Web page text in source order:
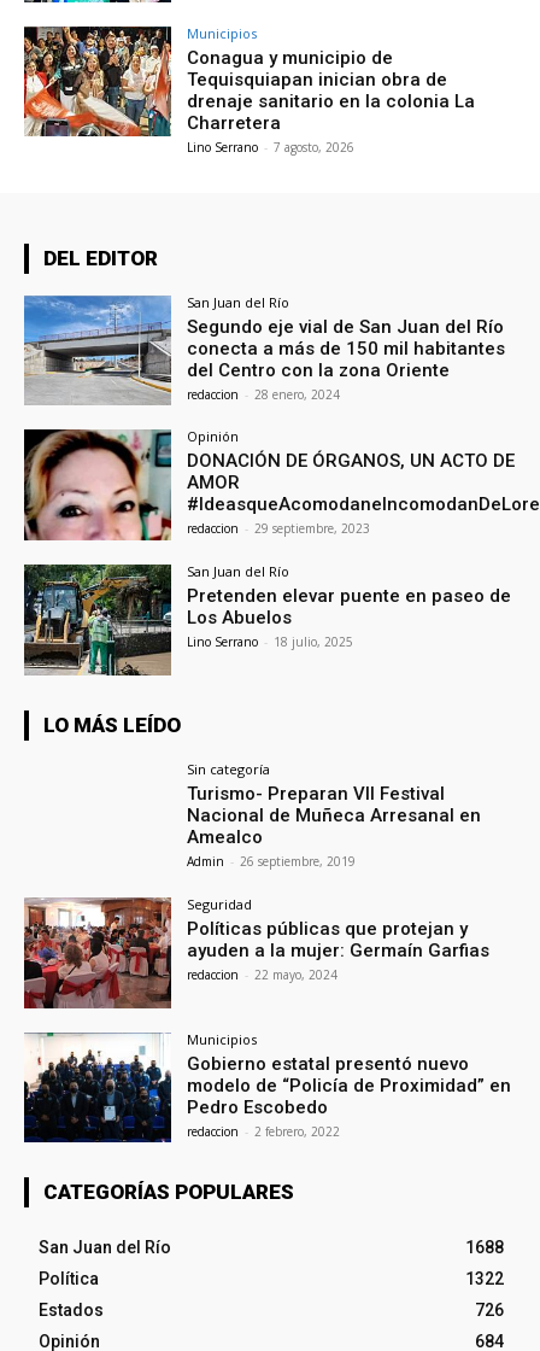
Municipios
Conagua y municipio de
Tequisquiapan inician obra de
drenaje sanitario en la colonia La
Charretera
Lino Serrano - 7 agosto, 2026
DEL EDITOR
San Juan del Río
Segundo eje vial de San Juan del Río
conecta a más de 150 mil habitantes
del Centro con la zona Oriente
redaccion - 28 enero, 2024
Opinión
DONACIÓN DE ÓRGANOS, UN ACTO DE
AMOR
redaccion - 29 septiembre, 2023
San Juan del Río
Pretenden elevar puente en paseo de
Los Abuelos
Lino Serrano - 18 julio, 2025
LO MÁS LEÍDO
Sin categoría
Turismo- Preparan VII Festival
Nacional de Muñeca Arresanal en
Amealco
Admin - 26 septiembre, 2019
Seguridad
Políticas públicas que protejan y
ayuden a la mujer: Germaín Garfias
redaccion - 22 mayo, 2024
Municipios
Gobierno estatal presentó nuevo
modelo de “Policía de Proximidad” en
Pedro Escobedo
redaccion - 2 febrero, 2022
CATEGORÍAS POPULARES
San Juan del Río
1688
Política
1322
Estados
726
Opinión
684